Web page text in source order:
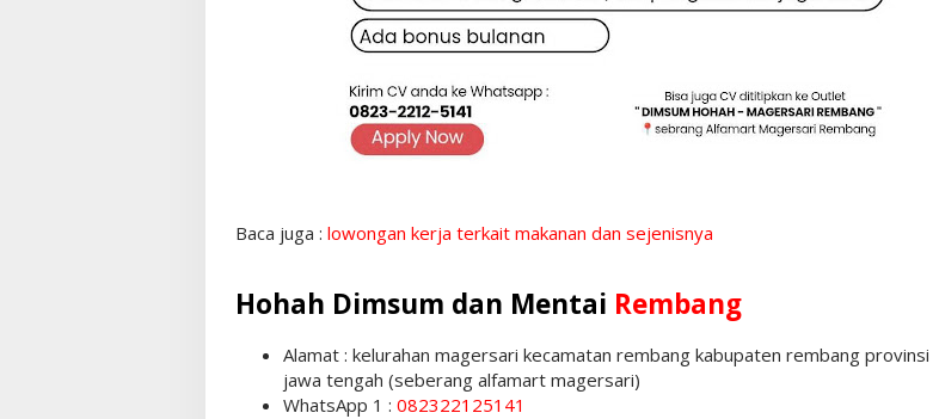
Baca juga : lowongan kerja terkait makanan dan sejenisnya
Hohah Dimsum dan Mentai Rembang
Alamat : kelurahan magersari kecamatan rembang kabupaten rembang provinsi
jawa tengah (seberang alfamart magersari)
WhatsApp 1 : 082322125141